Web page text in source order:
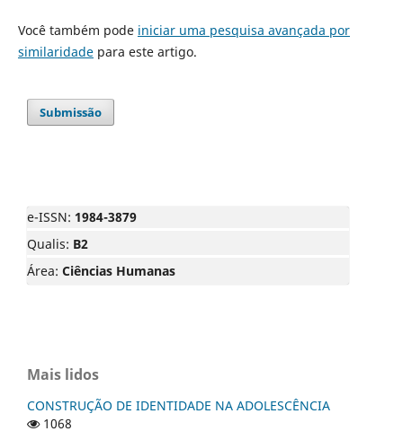
Você também pode iniciar uma pesquisa avançada por
similaridadepara este artigo.
Submissão
e-ISSN: 1984-3879
Qualis: B2
Área: Ciências Humanas
Mais lidos
CONSTRUÇÃO DE IDENTIDADE NA ADOLESCÊNCIA
1068